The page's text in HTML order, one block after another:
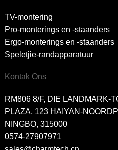
TV-montering
Pro-monterings en -staanders
Ergo-monterings en -staanders
Speletjie-randapparatuur
Kontak Ons
RM806 8/F, DIE LANDMARK-
PLAZA, 123 HAIYAN-
NINGBO, 315000
0574-27907971